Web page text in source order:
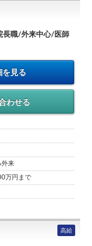
長職/外来中心/医師
を見る
わせる
外来
万円まで
高給